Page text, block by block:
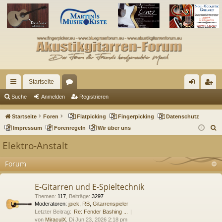
ch
ne
llz
ug
Startseite
en m ist
rie
n
Suche Anmelden Registrieren
Startseite Foren Flatpicking Fingerpicking
Datenschutz
Impressum
Forenregeln Wir über uns
h
e
Elektro-Anstalt
Forum
E-Gitarren und E-Spieltechnik
Themen: 117 Beiträge: 3297
Moderatoren: jpick RB Gitarrenspieler
Letzter Beitrag: Re: Fender Bashing ...
von MiraculX , Di Jun 23, 2026 2:18 pm